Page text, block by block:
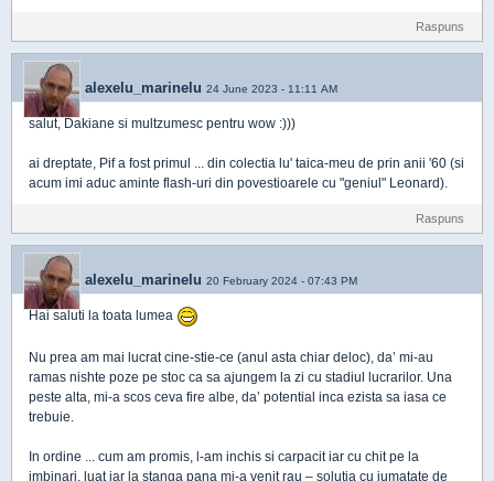
Raspuns
alexelu_marinelu 24 June 2023 - 11:11 AM
salut, Dakiane si multzumesc pentru wow :)))
ai dreptate, Pif a fost primul ... din colectia lu' taica-meu de prin anii '60 (si
acum imi aduc aminte flash-uri din povestioarele cu "geniul" Leonard).
Raspuns
alexelu_marinelu 20 February 2024 - 07:43 PM
Hai saluti la toata lumea
Nu prea am mai lucrat cine-stie-ce (anul asta chiar deloc), da’ mi-au
ramas nishte poze pe stoc ca sa ajungem la zi cu stadiul lucrarilor. Una
peste alta, mi-a scos ceva fire albe, da’ potential inca ezista sa iasa ce
trebuie.
In ordine ... cum am promis, l-am inchis si carpacit iar cu chit pe la
imbinari, luat iar la stanga pana mi-a venit rau – solutia cu jumatate de